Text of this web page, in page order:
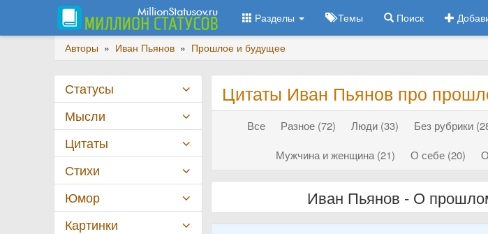
Разделы Темы Поиск
Авторы » Иван Пьянов » Прошлое и будущее
Цитаты Иван Пьянов про
Все Разное (72) Люди (33) Без рубрики
Мужчина и женщина (21)
О себе (20)
Иван Пьянов - О
Статусы
Мысли
Цитаты
Стихи
Юмор
Картинки